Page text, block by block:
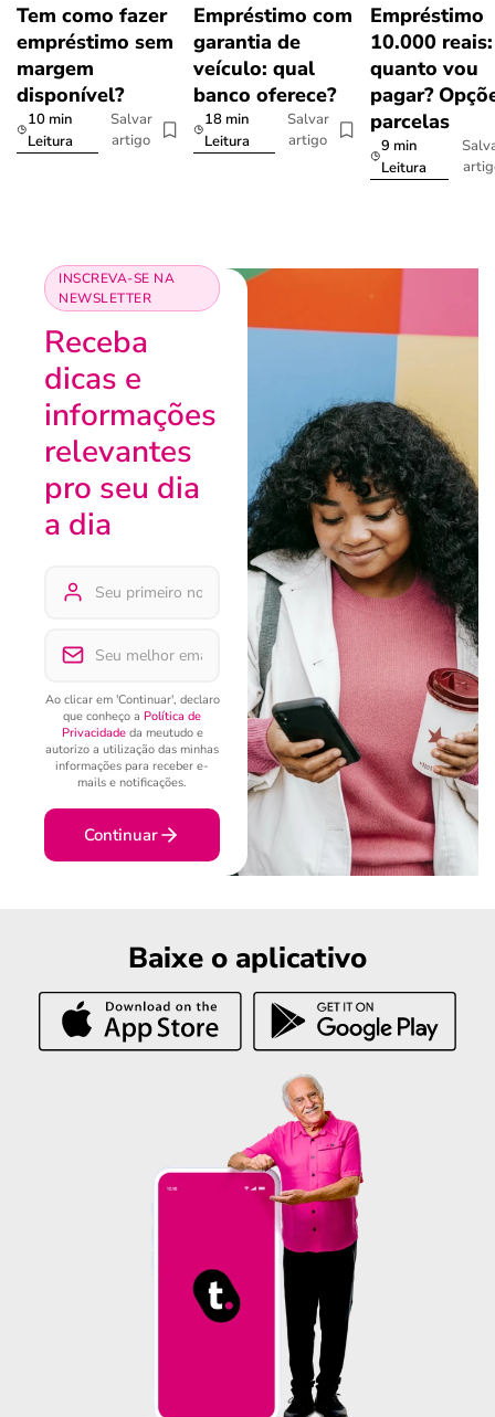
Tem como fazer
empréstimo sem
margem
disponível?
10 min
Leitura
Salvar
artigo
Empréstimo com
garantia de
veículo: qual
banco oferece?
18 min
Leitura
Salvar
artigo
Empréstimo
10.000 reais:
quanto vou
pagar?
parcelas
9 min
Leitura
INSCREVA-SE NA
NEWSLETTER
Receba
dicas e
informações
relevantes
pro seu dia
a dia
Ao clicar em 'Continuar', declaro
que conheço a Política de
Privacidadeda meutudo e
autorizo a utilização das minhas
informações para receber e-
mails e notificações.
Continuar
Baixe o aplicativo